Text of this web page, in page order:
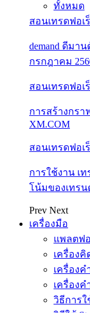
ทั้งหมด
สอนเทรดฟอเ
demand ดีมา
กรกฎาคม
สอนเทรดฟอเ
การสร้างกรา
XM.COM
สอนเทรดฟอเ
การใช้งาน เ
โน้มของเทรน
Prev Next
เครื่องมือ
แพลตฟ
เครื่องคิ
เครื่อง
เครื่องค
วิธีการใ